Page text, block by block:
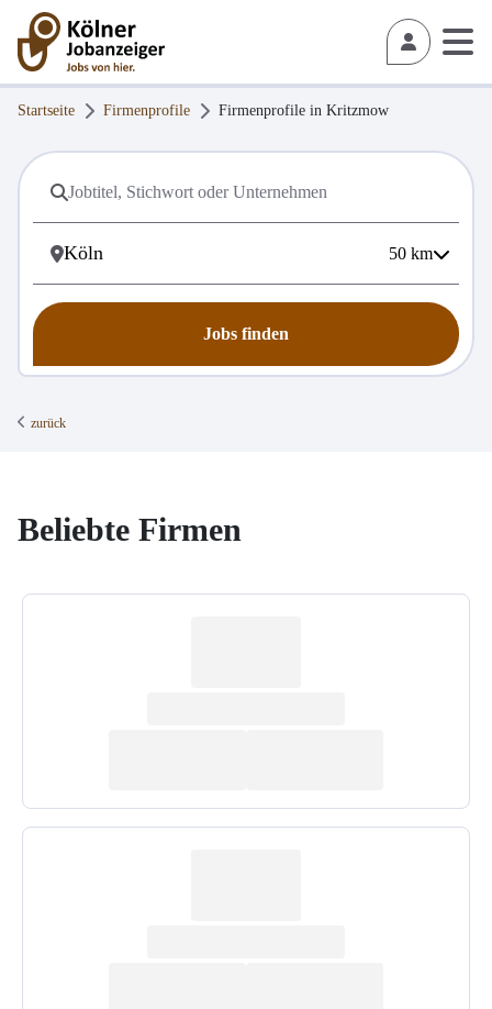
Startseite Firmenprofile Firmenprofile in Kritzmow
50 km
Jobs finden
zurück
Beliebte Firmen